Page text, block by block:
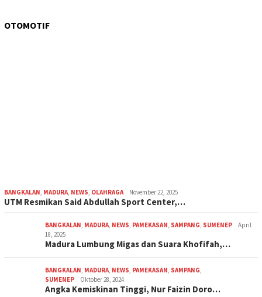
OTOMOTIF
BANGKALAN MADURA NEWS OLAHRAGA November 22, 2025
UTM Resmikan Said Abdullah Sport Center,…
BANGKALAN MADURA NEWS PAMEKASAN SAMPANG SUMENEP
April
18, 2025
Madura Lumbung Migas dan Suara Khofifah,…
BANGKALAN MADURA NEWS PAMEKASAN SAMPANG
SUMENEP
Oktober 28, 2024
Angka Kemiskinan Tinggi, Nur Faizin Doro…